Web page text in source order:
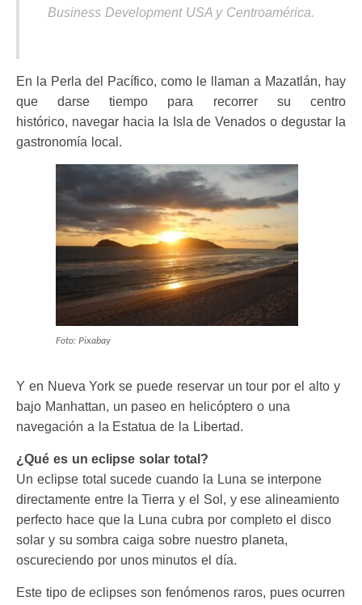
Business Development USA y Centroamérica.
En la Perla del Pacífico, como le llaman a Mazatlán, hay
que darse tiempo para recorrer su centro
histórico, navegar hacia la Isla de Venados o degustar la
gastronomía local.
Foto: Pixabay
Y en Nueva York se puede reservar un tour por el alto y
bajo Manhattan, un paseo en helicóptero o una
navegación a la Estatua de la Libertad.
¿Qué es un eclipse solar total?
Un eclipse total sucede cuando la Luna se interpone
directamente entre la Tierra y el Sol, y ese alineamiento
perfecto hace que la Luna cubra por completo el disco
solar y su sombra caiga sobre nuestro planeta,
oscureciendo por unos minutos el día.
Este tipo de eclipses son fenómenos raros, pues ocurren